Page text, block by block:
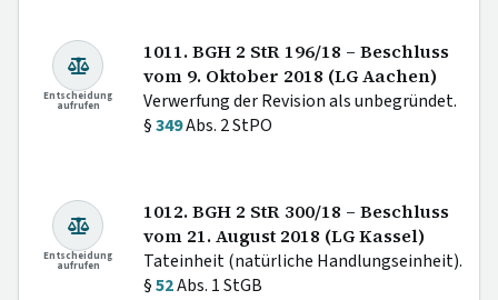
Entscheidung
aufrufen
1011. BGH 2 StR 196/18 – Beschluss
vom 9. Oktober 2018 (LG Aachen)
Verwerfung der Revision als unbegründet.
§349Abs. 2 StPO
Entscheidung
aufrufen
1012. BGH 2 StR 300/18 – Beschluss
vom 21. August 2018 (LG Kassel)
Tateinheit (natürliche Handlungseinheit).
§52Abs. 1 StGB